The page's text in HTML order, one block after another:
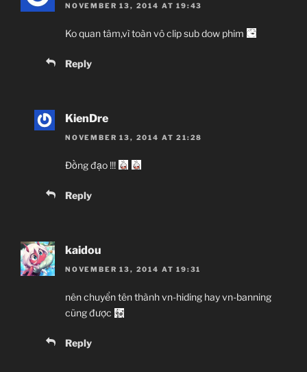
NOVEMBER 13, 2014 AT 19:43
Ko quan tâm,vì toàn vô clip sub dow phim
Reply
KienDre
NOVEMBER 13, 2014 AT 21:28
Đồng đạo !!!
Reply
kaidou
NOVEMBER 13, 2014 AT 19:31
nên chuyển tên thành vn-hiding hay vn-banning
cũng được
Reply